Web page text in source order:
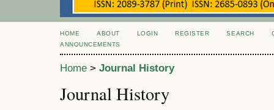
HOME ABOUT LOGIN REGISTER SEARCH
ANNOUNCEMENTS
Home > Journal History
Journal History